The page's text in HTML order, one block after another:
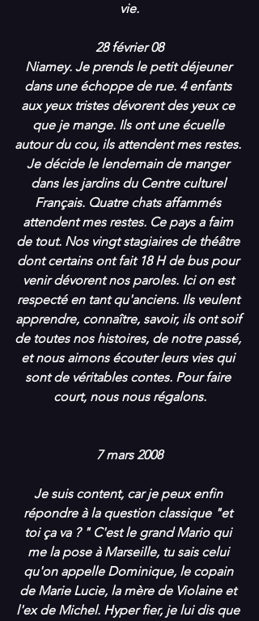
vie.
28 février 08
Niamey. Je prends le petit déjeuner
dans une échoppe de rue. 4 enfants
aux yeux tristes dévorent des yeux ce
que je mange. Ils ont une écuelle
autour du cou, ils attendent mes restes.
Je décide le lendemain de manger
dans les jardins du Centre culturel
Français. Quatre chats affammés
attendent mes restes. Ce pays a faim
de tout. Nos vingt stagiaires de théâtre
dont certains ont fait 18 H de bus pour
venir dévorent nos paroles. Ici on est
respecté en tant qu'anciens. Ils veulent
apprendre, connaître, savoir, ils ont soif
de toutes nos histoires, de notre passé,
et nous aimons écouter leurs vies qui
sont de véritables contes. Pour faire
court, nous nous régalons.
7 mars 2008
Je suis content, car je peux enfin
répondre à la question classique "et
toi ça va ? " C'est le grand Mario qui
me la pose à Marseille, tu sais celui
qu'on appelle Dominique, le copain
de Marie Lucie, la mère de Violaine et
l'ex de Michel. Hyper fier, je lui dis que